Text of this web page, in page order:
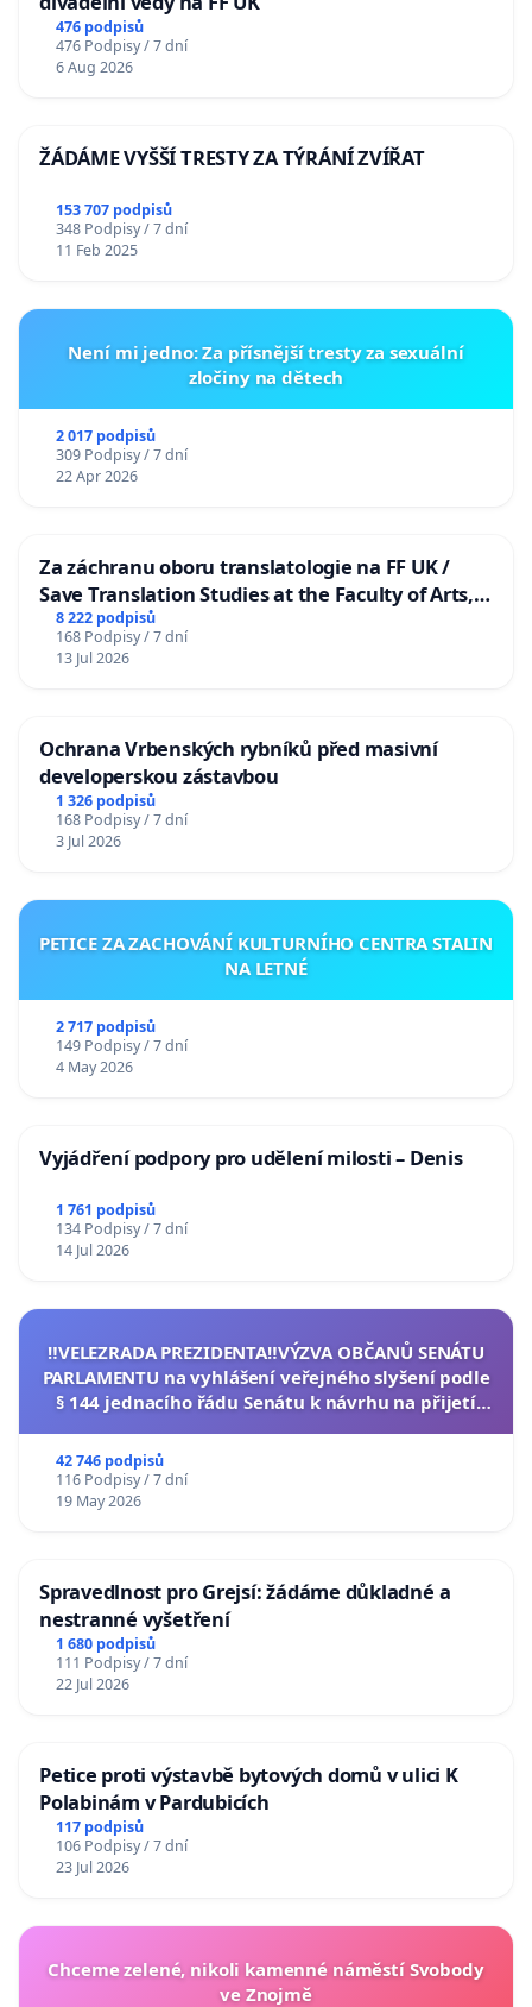
476 podpisů
476 Podpisy / 7 dní
6 Aug 2026
ŽÁDÁME VYŠŠÍ TRESTY ZA TÝRÁNÍ ZVÍŘAT
153 707 podpisů
348 Podpisy / 7 dní
11 Feb 2025
Není mi jedno: Za přísnější tresty za sexuální
zločiny na dětech
2 017 podpisů
309 Podpisy / 7 dní
22 Apr 2026
Za záchranu oboru translatologie na FF UK /
Save Translation Studies at the Faculty of Arts,
Charles University
8 222 podpisů
168 Podpisy / 7 dní
13 Jul 2026
Ochrana Vrbenských rybníků před masivní
developerskou zástavbou
1 326 podpisů
168 Podpisy / 7 dní
3 Jul 2026
PETICE ZA ZACHOVÁNÍ KULTURNÍHO CENTRA STALIN
NA LETNÉ
2 717 podpisů
149 Podpisy / 7 dní
4 May 2026
Vyjádření podpory pro udělení milosti – Denis
1 761 podpisů
134 Podpisy / 7 dní
14 Jul 2026
‼️VELEZRADA PREZIDENTA‼️VÝZVA OBČANŮ SENÁTU
PARLAMENTU na vyhlášení veřejného slyšení podle
§ 144 jednacího řádu Senátu k návrhu na přijetí
42 746 podpisů
116 Podpisy / 7 dní
19 May 2026
Spravedlnost pro Grejsí: žádáme důkladné a
nestranné vyšetření
1 680 podpisů
111 Podpisy / 7 dní
22 Jul 2026
Petice proti výstavbě bytových domů v ulici K
Polabinám v Pardubicích
117 podpisů
106 Podpisy / 7 dní
23 Jul 2026
Chceme zelené, nikoli kamenné náměstí Svobody
ve Znojmě